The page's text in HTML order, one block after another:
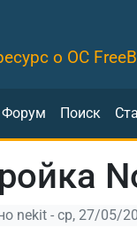
о ОС
Форум Поиск
nekit - ср, 27/05/